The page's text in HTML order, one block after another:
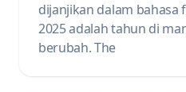
dijanjikan dalam bahasa
2025 adalah tahun di
berubah. The